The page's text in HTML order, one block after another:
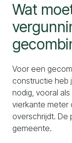
Wat
Voor een
constructie heb
nodig, vooral
vierkante meter
overschrijdt. De
gemeente.